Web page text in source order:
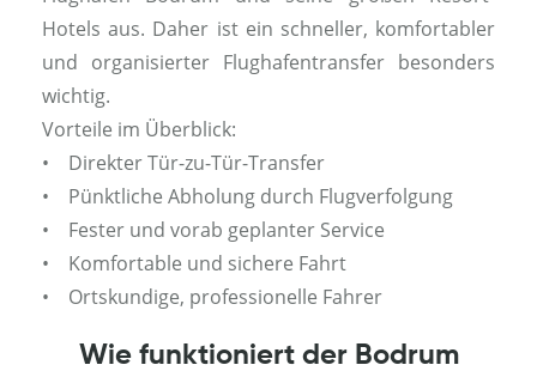
Hotels aus. Daher ist ein schneller, komfortabler
und organisierter Flughafentransfer besonders
wichtig.
Vorteile im Überblick:
• Direkter Tür-zu-Tür-Transfer
• Pünktliche Abholung durch Flugverfolgung
• Fester und vorab geplanter Service
• Komfortable und sichere Fahrt
• Ortskundige, professionelle Fahrer
Wie funktioniert der Bodrum